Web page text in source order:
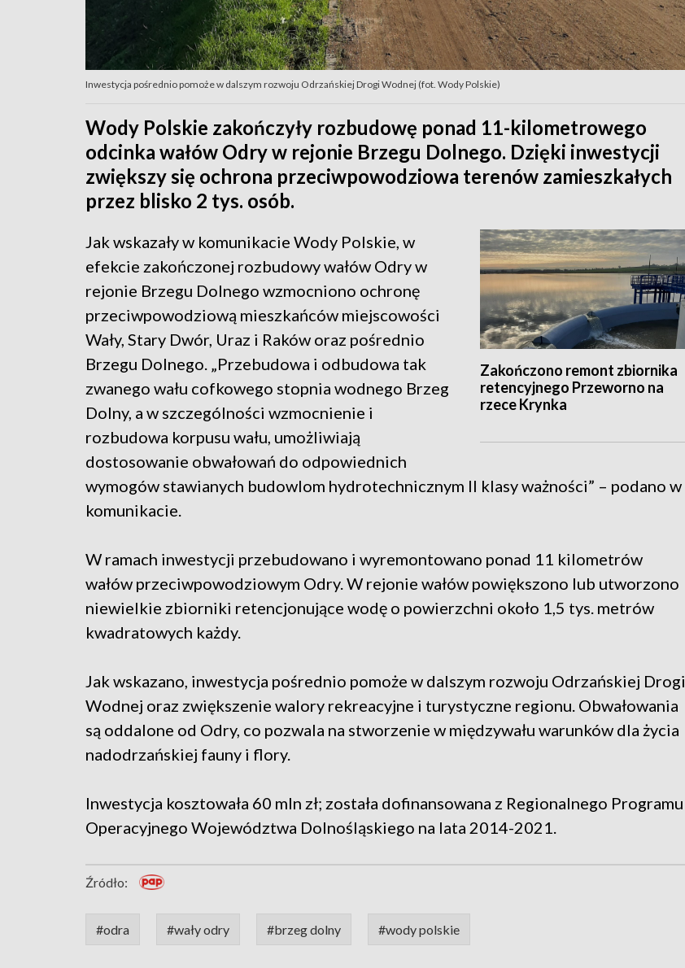
Inwestycja pośrednio pomoże w dalszym rozwoju Odrzańskiej Drogi Wodnej (fot. Wody Polskie)
Wody Polskie zakończyły rozbudowę ponad 11-kilometrowego
odcinka wałów Odry w rejonie Brzegu Dolnego. Dzięki inwestycji
zwiększy się ochrona przeciwpowodziowa terenów zamieszkałych
przez blisko 2 tys. osób.
Zakończono remont zbiornika
retencyjnego Przeworno na
rzece Krynka
Jak wskazały w komunikacie Wody Polskie, w
efekcie zakończonej rozbudowy wałów Odry w
rejonie Brzegu Dolnego wzmocniono ochronę
przeciwpowodziową mieszkańców miejscowości
Wały, Stary Dwór, Uraz i Raków oraz pośrednio
Brzegu Dolnego. „Przebudowa i odbudowa tak
zwanego wału cofkowego stopnia wodnego Brzeg
Dolny, a w szczególności wzmocnienie i
rozbudowa korpusu wału, umożliwiają
dostosowanie obwałowań do odpowiednich
wymogów stawianych budowlom hydrotechnicznym II klasy ważności” – podano w
komunikacie.
W ramach inwestycji przebudowano i wyremontowano ponad 11 kilometrów
wałów przeciwpowodziowym Odry. W rejonie wałów powiększono lub utworzono
niewielkie zbiorniki retencjonujące wodę o powierzchni około 1,5 tys. metrów
kwadratowych każdy.
Jak wskazano, inwestycja pośrednio pomoże w dalszym rozwoju Odrzańskiej Drogi
Wodnej oraz zwiększenie walory rekreacyjne i turystyczne regionu. Obwałowania
są oddalone od Odry, co pozwala na stworzenie w międzywału warunków dla życia
nadodrzańskiej fauny i flory.
Inwestycja kosztowała 60 mln zł; została dofinansowana z Regionalnego Programu
Operacyjnego Województwa Dolnośląskiego na lata 2014-2021.
Źródło:
#odra #wały odry #brzeg dolny #wody polskie